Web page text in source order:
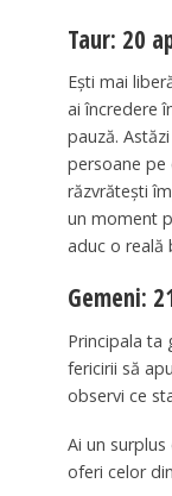
Taur: 20
Ești mai
ai încredere
pauză.
persoane pe
răzvrătești
un moment
aduc o reală
Gemeni:
Principala ta
fericirii să
observi ce
Ai un
oferi celor